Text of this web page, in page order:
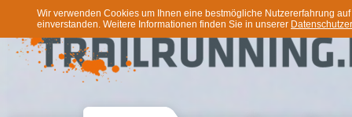
Wir verwenden Cookies um Ihnen eine bestmögliche Nutzererfahrung
einverstanden. Weitere Informationen finden Sie in unserer